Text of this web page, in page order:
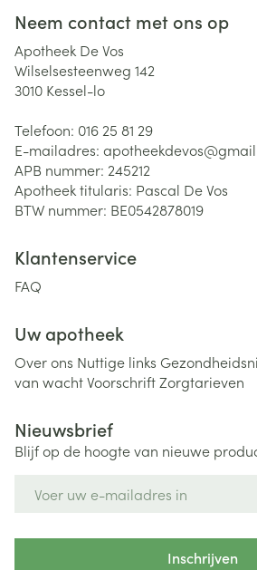
Neem contact met ons op
Apotheek De Vos
Wilselsesteenweg 142
3010 Kessel-lo
Telefoon: 016 25 81 29
E-mailadres: apotheekdevos@
APB nummer: 245212
Apotheek titularis: Pascal De Vos
BTW nummer: BE0542878019
Klantenservice
FAQ
Uw apotheek
Over ons Nuttige links
van wachtVoorschriftZorgtarieven
Nieuwsbrief
Blijf op de hoogte van nieuwe
Inschrijven